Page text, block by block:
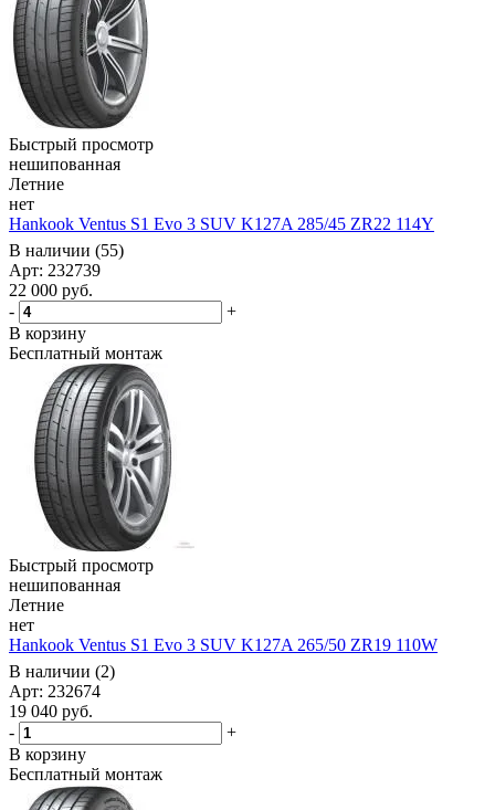
Быстрый просмотр
нешипованная
Летние
нет
Hankook Ventus S1 Evo 3 SUV K127A 285/45 ZR22 114Y
В наличии (55)
Арт: 232739
22 000 руб.
-
+
В корзину
Бесплатный монтаж
Быстрый просмотр
нешипованная
Летние
нет
Hankook Ventus S1 Evo 3 SUV K127A 265/50 ZR19 110W
В наличии (2)
Арт: 232674
19 040 руб.
-
+
В корзину
Бесплатный монтаж